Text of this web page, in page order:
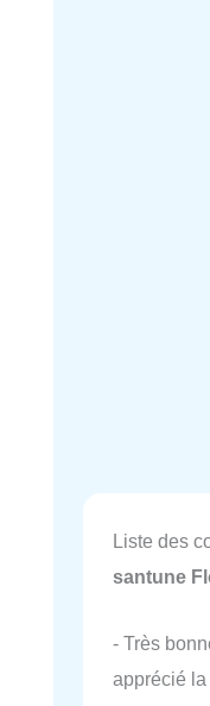
Liste des
santune
- Très
apprécié